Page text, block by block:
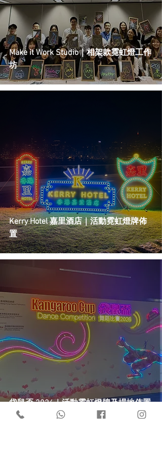
Make it Work Studio｜相架款霓虹燈工作
坊
Kerry Hotel 嘉里酒店｜活動霓虹燈牌佈
置
袋鼠盃 2026｜活動霓虹燈牌及場地佈置